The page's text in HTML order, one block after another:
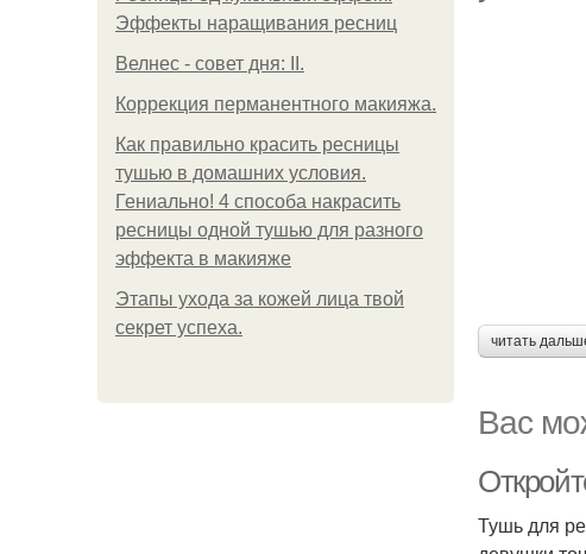
Эффекты наращивания ресниц
Велнес - совет дня: II.
Коррекция перманентного макияжа.
Как правильно красить ресницы
тушью в домашних условия.
Гениально! 4 способа накрасить
ресницы одной тушью для разного
эффекта в макияже
Этапы ухода за кожей лица твой
секрет успеха.
читать
Вас
Тушь для